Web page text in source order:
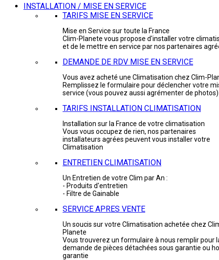
INSTALLATION / MISE EN SERVICE
TARIFS MISE EN SERVICE
Mise en Service sur toute la France
Clim-Planete vous propose d'installer votre
et de le mettre en service par nos partenaires
DEMANDE DE RDV MISE EN SERVICE
Vous avez acheté une Climatisation chez Clim-
Remplissez le formulaire pour déclencher votre
service (vous pouvez aussi agrémenter de photos)
TARIFS INSTALLATION CLIMATISATION
Installation sur la France de votre climatisation
Vous vous occupez de rien, nos partenaires
installateurs agrées peuvent vous installer votre
Climatisation
ENTRETIEN CLIMATISATION
Un Entretien de votre Clim par An :
- Produits d'entretien
- Filtre de Gainable
SERVICE APRES VENTE
Un soucis sur votre Climatisation achetée chez
Planete
Vous trouverez un formulaire à nous remplir pour
demande de pièces détachées sous garantie ou
garantie